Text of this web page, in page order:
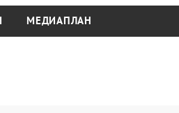
МЕДИАПЛАН